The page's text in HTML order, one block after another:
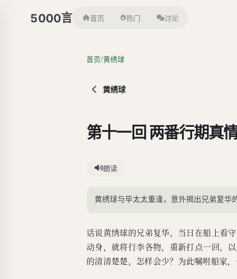
5000言 首页 热门 讨论
首页/黄绣球
黄绣球
第十一回 两番行期真
朗读
黄绣球与毕太太重逢，意外揭出兄弟复华
话说黄绣球的兄弟复华，当日在船上看
动身，就将行李各物，重新打点一回，
的清清楚楚，怎样会少？为此嘱咐船家